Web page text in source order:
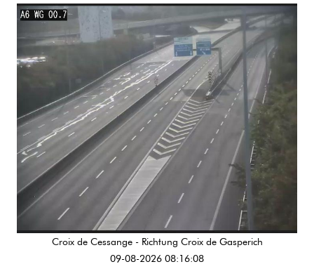
Croix de Cessange - Richtung Croix de Gasperich
09-08-2026 08:16:08